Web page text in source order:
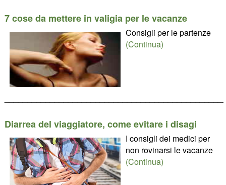
7 cose da mettere in valigia per le vacanze
Consigli per le partenze
(Continua)
Diarrea del viaggiatore, come evitare i disagi
I consigli dei medici per
non rovinarsi le vacanze
(Continua)